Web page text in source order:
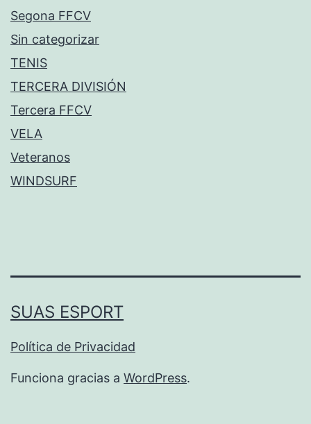
Segona FFCV
Sin categorizar
TENIS
TERCERA DIVISIÓN
Tercera FFCV
VELA
Veteranos
WINDSURF
SUAS ESPORT
Política de Privacidad
Funciona gracias a WordPress.